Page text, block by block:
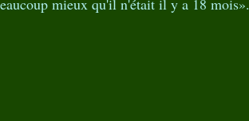
mieux qu'il n'était il y a 18 mois».